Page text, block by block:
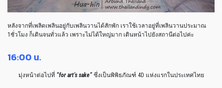
หลังจากที่เพลิดเพลินอยู่กับเพลินวานได้สักพัก เราใช้เวลาอยู่ที่เพลินวานประมาณ
1ชั่วโมง ก็เดินจนทั่วแล้ว เพราะไม่ได้ใหญ่มาก เดินหน้าไปยังสถานีต่อไปค่ะ
16:00 น.
มุ่งหน้าต่อไปที่“for art’s sake”ซึ่งเป็นพิพิธภัณฑ์ 4D แห่งแรกในประเทศไทย